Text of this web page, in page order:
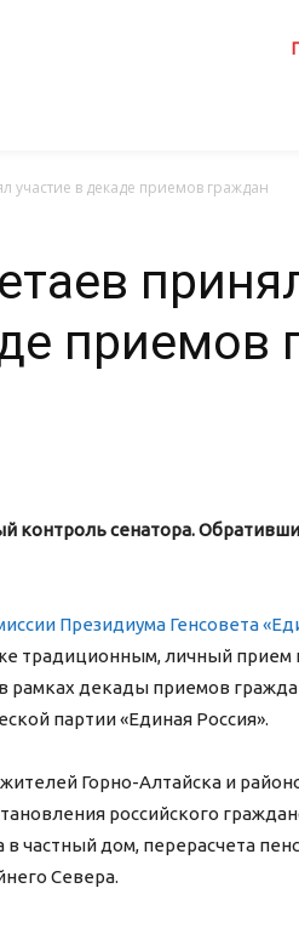
участие в декаде приемов граждан
приемов
контроль сенатора.
Президиума Генсовета
традиционным, личный прием
декады приемов
партии «Единая Россия».
Горно-Алтайска и
российского
частный дом, перерасчета
Севера.